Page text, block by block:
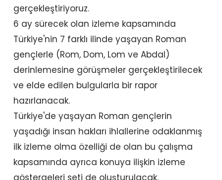
gerçekleştiriyoruz.
6 ay sürecek olan izleme kapsamında
Türkiye'nin 7 farklı ilinde yaşayan Roman
gençlerle (Rom, Dom, Lom ve Abdal)
derinlemesine görüşmeler gerçekleştirilecek
ve elde edilen bulgularla bir rapor
hazırlanacak.
Türkiye'de yaşayan Roman gençlerin
yaşadığı insan hakları ihlallerine odaklanmış
ilk izleme olma özelliği de olan bu çalışma
kapsamında ayrıca konuya ilişkin izleme